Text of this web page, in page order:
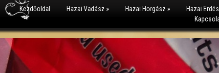
Kezdőoldal Hazai Vadász » Hazai Horgász »
Hazai